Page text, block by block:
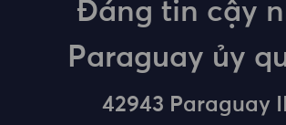
Đáng tin cậy
Paraguay ủy
42943 Paraguay